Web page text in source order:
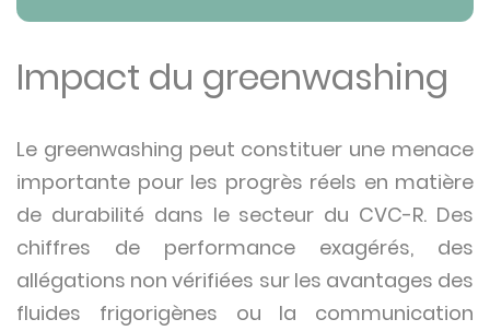
Impact du greenwashing
Le greenwashing peut constituer une menace
importante pour les progrès réels en matière
de durabilité dans le secteur du CVC-R. Des
chiffres de performance exagérés, des
allégations non vérifiées sur les avantages des
fluides frigorigènes ou la communication